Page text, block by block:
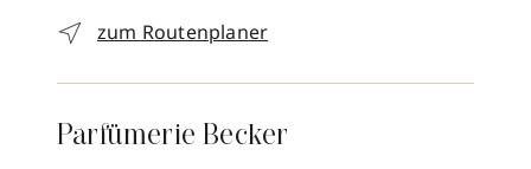
zum Routenplaner
Parfümerie Becker